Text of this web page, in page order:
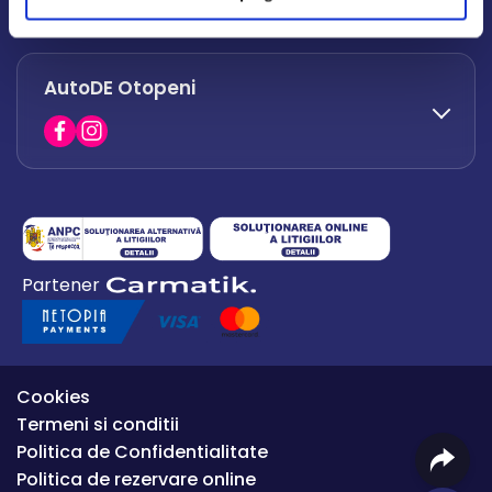
office.afumati@autode.ro
0730 063 852
0730 063 851
AutoDE Otopeni
0754 649 360
office.premium@autode.ro
Partener
Cookies
Termeni si conditii
Politica de Confidentialitate
Politica de rezervare online